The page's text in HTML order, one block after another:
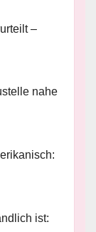
–
nahe
ist: